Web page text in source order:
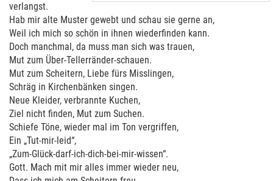
verlangst.
Hab mir alte Muster gewebt und schau sie gerne an,
Weil ich mich so schön in ihnen wiederfinden kann.
Doch manchmal, da muss man sich was trauen,
Mut zum Über-Tellerränder-schauen.
Mut zum Scheitern, Liebe fürs Misslingen,
Schräg in Kirchenbänken singen.
Neue Kleider, verbrannte Kuchen,
Ziel nicht finden, Mut zum Suchen.
Schiefe Töne, wieder mal im Ton vergriffen,
Ein „Tut-mir-leid“,
„Zum-Glück-darf-ich-dich-bei-mir-wissen“.
Gott. Mach mit mir alles immer wieder neu,